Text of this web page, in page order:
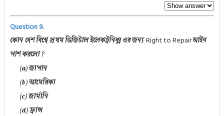
Question 9.
কোন দেশ বিশ্বে প্রথম ডিজিটাল ইলেকট্রনিক্স এর জন্যRight to Repairআইন
পাশ করলো ?
(a) জাপান
(b) আমেরিকা
(c) জার্মানি
(d) ফ্রান্স